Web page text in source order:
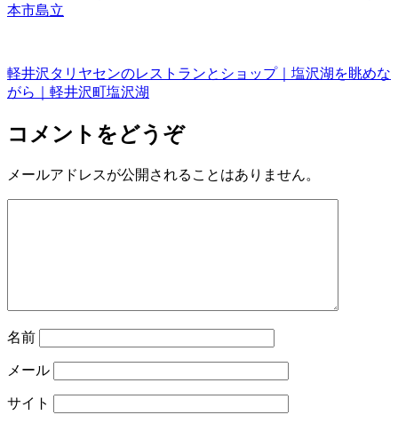
本市島立
軽井沢タリヤセンのレストランとショップ｜塩沢湖を眺めな
がら｜軽井沢町塩沢湖
コメントをどうぞ
メールアドレスが公開されることはありません。
名前
メール
サイト